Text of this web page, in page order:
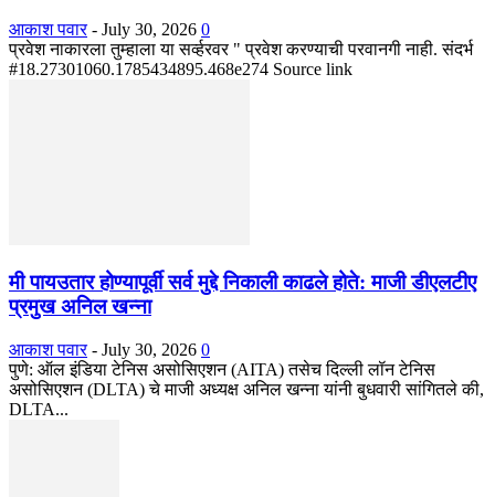
आकाश पवार - July 30, 2026 0
प्रवेश नाकारला तुम्हाला या सर्व्हरवर " प्रवेश करण्याची परवानगी नाही. संदर्भ
#18.27301060.1785434895.468e274 Source link
मी पायउतार होण्यापूर्वी सर्व मुद्दे निकाली काढले होते: माजी डीएलटीए
प्रमुख अनिल खन्ना
आकाश पवार - July 30, 2026 0
पुणे: ऑल इंडिया टेनिस असोसिएशन (AITA) तसेच दिल्ली लॉन टेनिस
असोसिएशन (DLTA) चे माजी अध्यक्ष अनिल खन्ना यांनी बुधवारी सांगितले की,
DLTA...